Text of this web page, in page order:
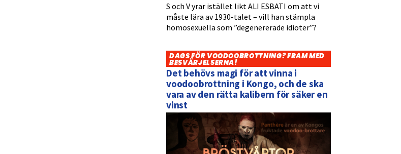
S och V yrar istället likt ALI ESBATI om att vi
måste lära av 1930-talet – vill han stämpla
homosexuella som ”degenererade idioter”?
DAGS FÖR VOODOOBROTTNING? FRAM MED
BESVÄRJELSERNA!
Det behövs magi för att vinna i
voodoobrottning i Kongo, och de ska
vara av den rätta kalibern för säker en
vinst